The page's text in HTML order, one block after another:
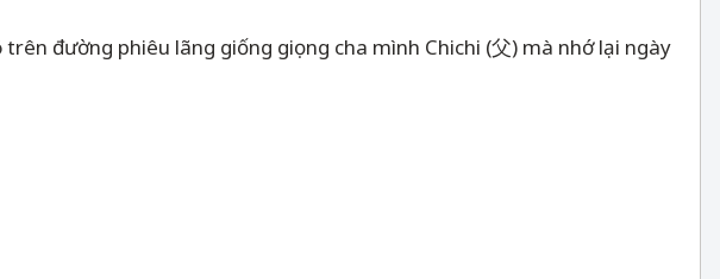
đường phiêu lãng giống giọng cha mình Chichi (父) mà nhớ lại ngày